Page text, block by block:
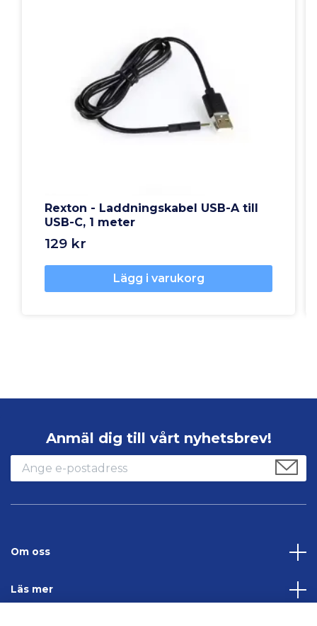
Rexton - Laddningskabel USB-A till
USB-C, 1 meter
129 kr
Lägg i varukorg
Anmäl dig till vårt nyhetsbrev!
Om oss
Läs mer